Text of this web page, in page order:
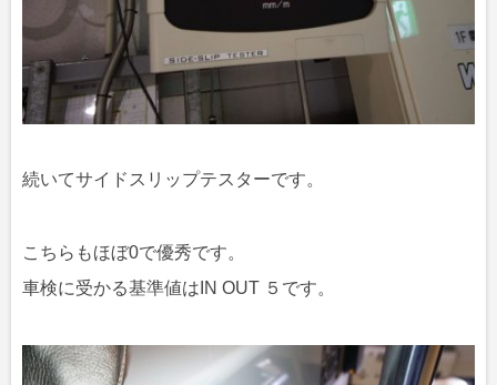
続いてサイドスリップテスターです。
こちらもほぼ0で優秀です。
車検に受かる基準値はIN OUT ５です。